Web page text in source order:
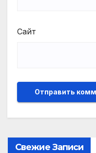
Сайт
Свежие Записи